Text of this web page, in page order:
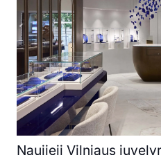
Naujieji Vilniaus